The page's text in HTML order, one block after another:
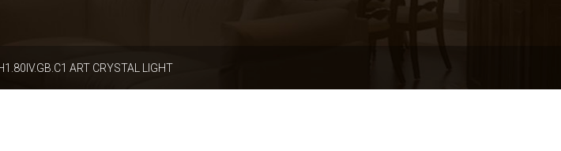
ART CRYSTAL LIGHT